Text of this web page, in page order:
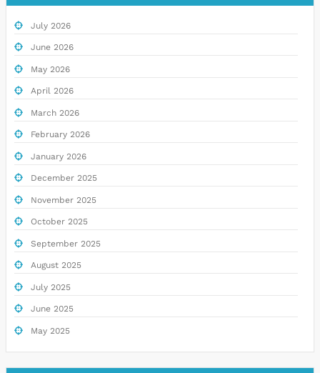
July 2026
June 2026
May 2026
April 2026
March 2026
February 2026
January 2026
December 2025
November 2025
October 2025
September 2025
August 2025
July 2025
June 2025
May 2025